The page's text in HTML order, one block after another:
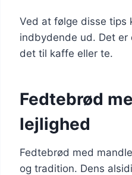
Ved at følge disse tips
indbydende ud. Det
det til kaffe eller te.
Fedtebrød
lejlighed
Fedtebrød med
og tradition. Dens